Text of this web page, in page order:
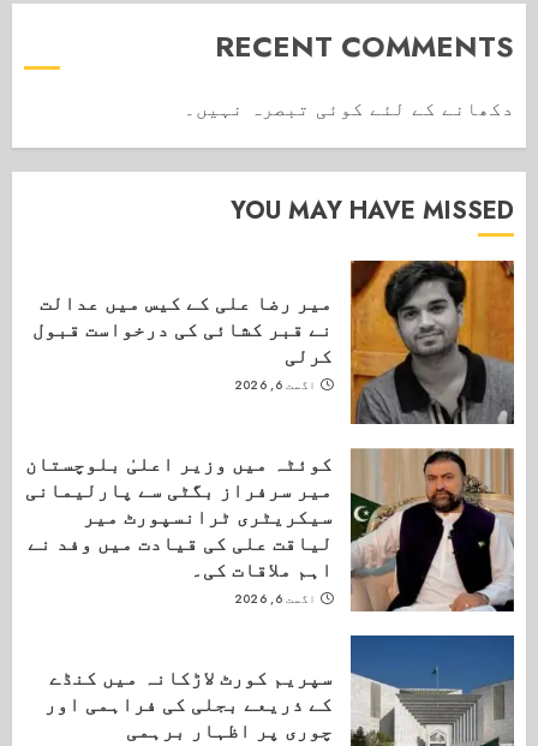
RECENT COMMENTS
دکھانے کے لئے کوئی تبصرہ نہیں۔
YOU MAY HAVE MISSED
میر رضا علی کے کیس میں عدالت
نے قبر کشائی کی درخواست قبول
کرلی
اگست 6, 2026
کوئٹہ میں وزیر اعلیٰ بلوچستان
میر سرفراز بگٹی سے پارلیمانی
سیکریٹری ٹرانسپورٹ میر
لیاقت علی کی قیادت میں وفد نے
اہم ملاقات کی۔
اگست 6, 2026
سپریم کورٹ لاڑکانہ میں کنڈے
کے ذریعے بجلی کی فراہمی اور
چوری پر اظہار برہمی